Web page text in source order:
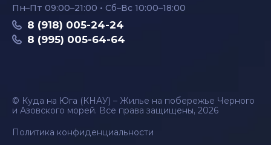
Пн–Пт 09:00–21:00 • Сб–Вс 10:00–18:00
8 (918) 005-24-24
8 (995) 005-64-64
© Куда на Юга (КНАУ) – Жилье на побережье Черного
и Азовского морей. Все права защищены, 2026
Политика конфиденциальности